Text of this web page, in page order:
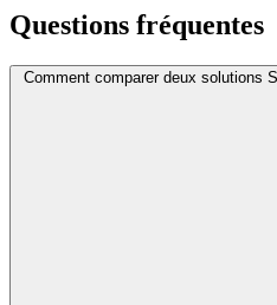
Questions fréquentes
Comment comparer deux solutions